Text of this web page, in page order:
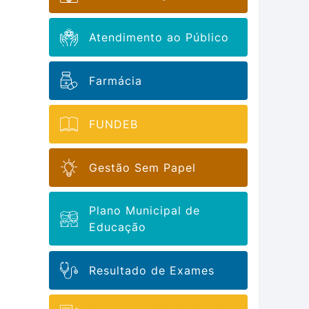
Atendimento ao Público
Farmácia
FUNDEB
Gestão Sem Papel
Plano Municipal de
Educação
Resultado de Exames